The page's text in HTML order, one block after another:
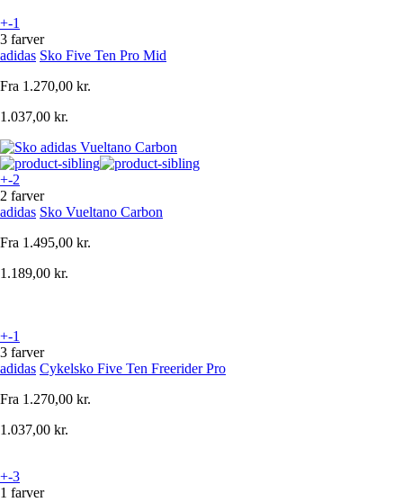
+-1
3 farver
adidas Sko Five Ten Pro Mid
Fra 1.270,00 kr.
1.037,00 kr.
+-2
2 farver
adidas Sko Vueltano Carbon
Fra 1.495,00 kr.
1.189,00 kr.
+-1
3 farver
adidas Cykelsko Five Ten Freerider Pro
Fra 1.270,00 kr.
1.037,00 kr.
+-3
1 farver